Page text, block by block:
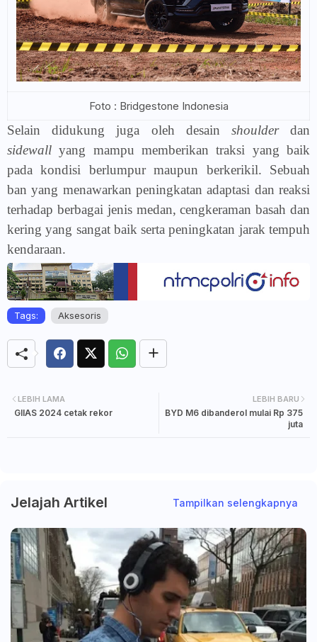
Foto : Bridgestone Indonesia
Selain didukung juga oleh desain shoulderdan
sidewall yang mampu memberikan traksi yang baik
pada kondisi berlumpur maupun berkerikil. Sebuah
ban yang menawarkan peningkatan adaptasi dan reaksi
terhadap berbagai jenis medan, cengkeraman basah dan
kering yang sangat baik serta peningkatan jarak tempuh
kendaraan.
Tags: Aksesoris
LEBIH BARU
BYD M6 dibanderol mulai Rp 375
juta
LEBIH LAMA
GIIAS 2024 cetak rekor
Jelajah Artikel Tampilkan selengkapnya